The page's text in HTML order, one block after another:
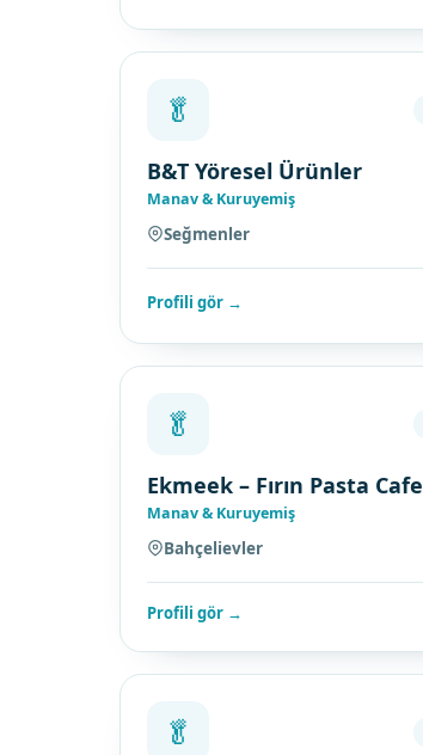
🥬
B&T Yöresel Ürünler
Manav & Kuruyemiş
Seğmenler
Profili gör →
🥬
Ekmeek – Fırın Pasta Cafe
Manav & Kuruyemiş
Bahçelievler
Profili gör →
🥬